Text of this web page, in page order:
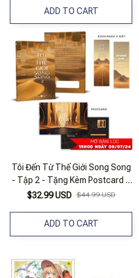
ADD TO CART
Tôi Đến Từ Thế Giới Song Song
- Tập 2 - Tặng Kèm Postcard 2
Mặt Bồi Cứng + Bookmark 2 Mặt
$32.99 USD $44.99 USD
ADD TO CART